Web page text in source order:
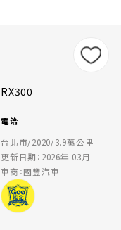
RX300
電洽
台北市/2020/3.9萬公里
更新日期：2026年 03月
車商：國豐汽車